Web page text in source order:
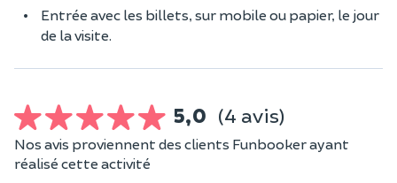
Entrée avec les billets, sur mobile ou papier, le jour
de la visite.
5,0 (4 avis)
Nos avis proviennent des clients Funbooker ayant
réalisé cette activité